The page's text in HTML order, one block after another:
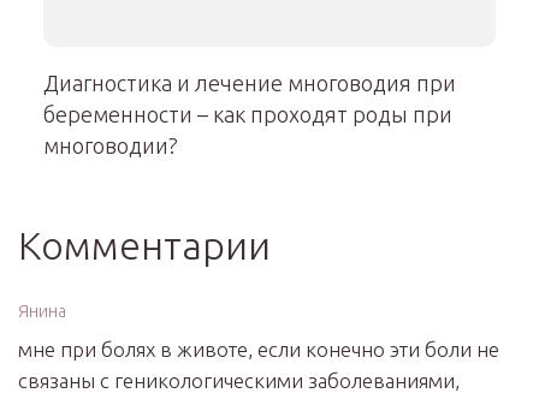
Диагностика и лечение многоводия при
беременности – как проходят роды при
многоводии?
Комментарии
Янина
мне при болях в животе, если конечно эти боли не
связаны с геникологическими заболеваниями,